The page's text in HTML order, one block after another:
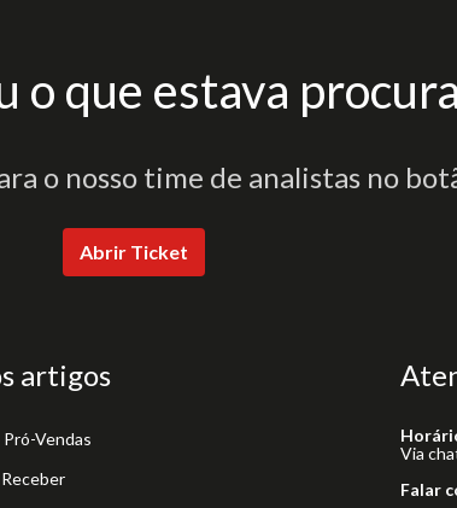
o que estava
o nosso time de analistas no
Abrir Ticket
artigos
Vendas
Via
Falar